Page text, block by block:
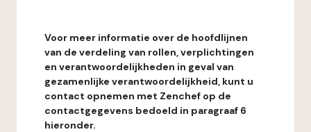
Voor meer informatie over de hoofdlijnen
van de verdeling van rollen, verplichtingen
en verantwoordelijkheden in geval van
gezamenlijke verantwoordelijkheid, kunt u
contact opnemen met Zenchef op de
contactgegevens bedoeld in paragraaf 6
hieronder.